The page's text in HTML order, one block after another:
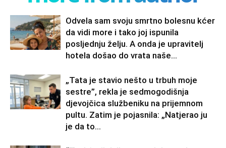
Odvela sam svoju smrtno bolesnu kćer
da vidi more i tako joj ispunila
posljednju želju. A onda je upravitelj
hotela došao do vrata naše...
„Tata je stavio nešto u trbuh moje
sestre”, rekla je sedmogodišnja
djevojčica službeniku na prijemnom
pultu. Zatim je pojasnila: „Natjerao ju
je da to...